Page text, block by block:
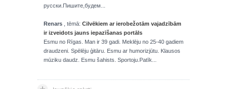
русски.Пишите,будем...
Renars , tēmā: Cilvēkiem ar ierobežotām vajadzībām
ir izveidots jauns iepazīšanas portāls
Esmu no Rīgas. Man ir 39 gadi. Meklēju no 25-40 gadiem
draudzeni. Spēlēju ģitāru. Esmu ar humorizjūtu. Klausos
mūziku daudz. Esmu šahists. Sportoju.Patīk...